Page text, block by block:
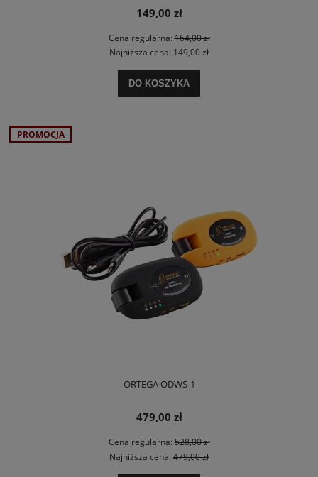
149,00 zł
Cena regularna:164,00 zł
Najniższa cena: 149,00 zł
DO KOSZYKA
ORTEGA ODWS-1
479,00 zł
Cena regularna:528,00 zł
Najniższa cena: 479,00 zł
PROMOCJA